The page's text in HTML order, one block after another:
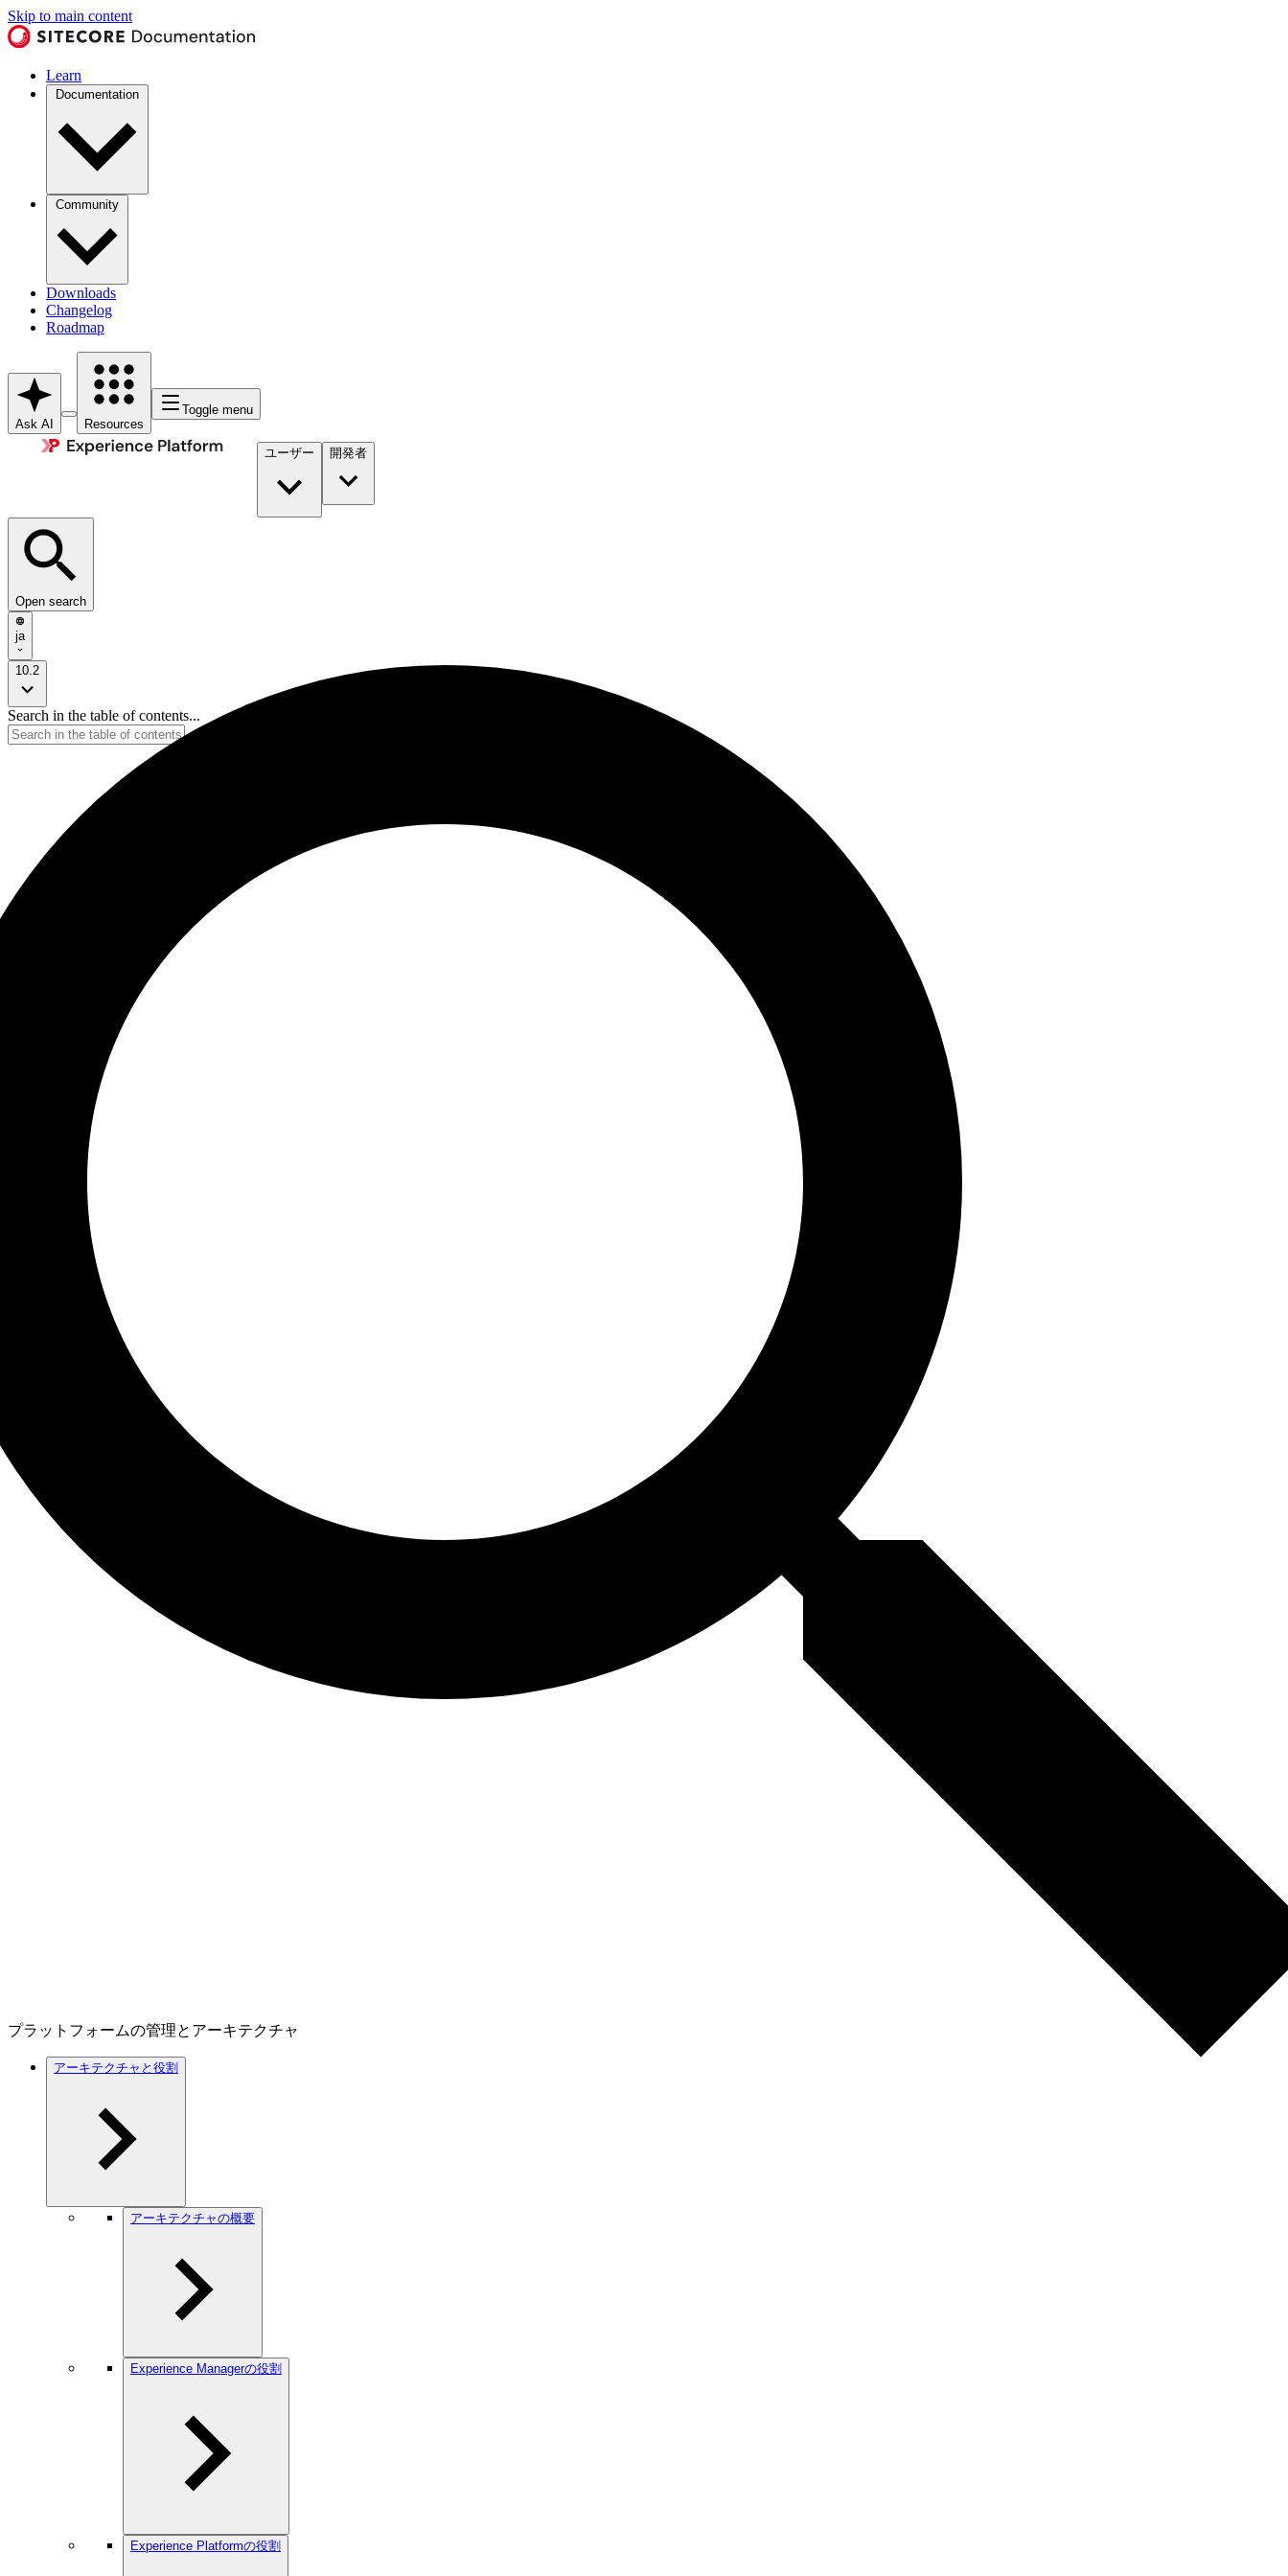
Skip to main content
Learn
Documentation
Community
Downloads
Changelog
Roadmap
Ask AI Resources
Toggle menu
ユーザー 開発者​
Open search
ja
10.2
Search in the table of contents...
プラットフォームの管理とアーキテクチャ
アーキテクチャと役割
アーキテクチャの概要
Experience Managerの役割
Experience Platformの役割